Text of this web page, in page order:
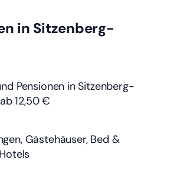
in Sitzenberg-
Pensionen in Sitzenberg-
ab 12,50 €
Gästehäuser, Bed &